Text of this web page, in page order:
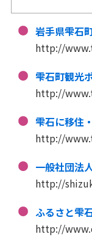
岩手県雫石
http://
雫石町観光
http://
雫石に移住
http://
一般社団法
http://
ふるさと雫
http://